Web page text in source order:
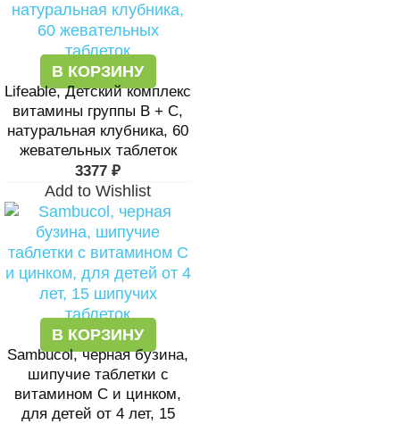
В КОРЗИНУ
Lifeable, Детский комплекс
витамины группы B + C,
натуральная клубника, 60
жевательных таблеток
3377 ₽
Add to Wishlist
В КОРЗИНУ
Sambucol, черная бузина,
шипучие таблетки с
витамином C и цинком,
для детей от 4 лет, 15